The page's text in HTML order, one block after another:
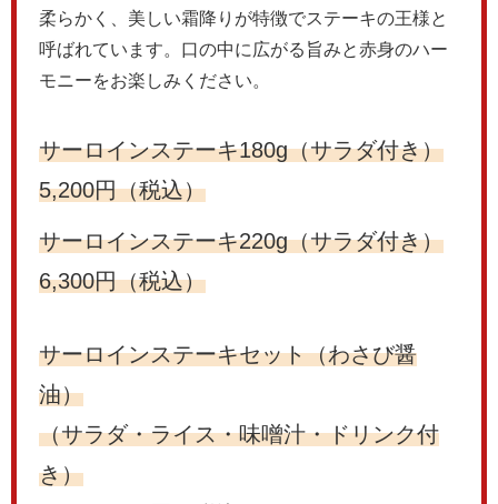
柔らかく、美しい霜降りが特徴でステーキの王様と
呼ばれています。口の中に広がる旨みと赤身のハー
モニーをお楽しみください。
サーロインステーキ180g（サラダ付き）
5,200円（税込）
サーロインステーキ220g（サラダ付き）
6,300円（税込）
サーロインステーキセット（わさび醤
油）
（サラダ・ライス・味噌汁・ドリンク付
き）